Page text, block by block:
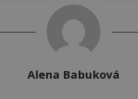
Alena Babuková